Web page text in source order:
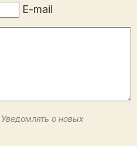
E-mail
Уведомлять о новых